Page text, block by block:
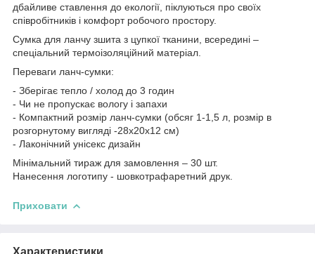
дбайливе ставлення до екології, піклуються про своїх
співробітників і комфорт робочого простору.
Сумка для ланчу зшита з цупкої тканини, всередині –
спеціальний термоізоляційний матеріал.
Переваги ланч-сумки:
- Зберігає тепло / холод до 3 годин
- Чи не пропускає вологу і запахи
- Компактний розмір ланч-сумки (обсяг 1-1,5 л, розмір в
розгорнутому вигляді -28х20х12 см)
- Лаконічний унісекс дизайн
Мінімальний тираж для замовлення – 30 шт.
Нанесення логотипу - шовкотрафаретний друк.
Приховати
Характеристики